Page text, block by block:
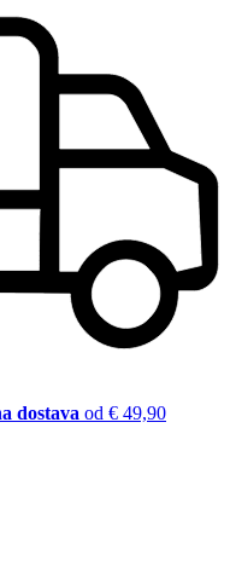
dostava od € 49,90